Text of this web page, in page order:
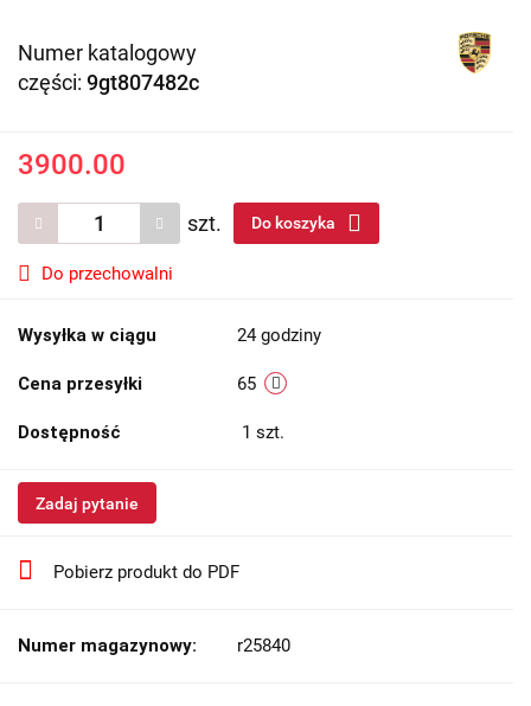
Numer katalogowy
części: 9gt807482c
3900.00
szt. Do koszyka
Do przechowalni
Wysyłka w ciągu 24 godziny
Cena przesyłki 65
Dostępność 1 szt.
Zadaj pytanie
Pobierz produkt do PDF
Numer magazynowy: r25840